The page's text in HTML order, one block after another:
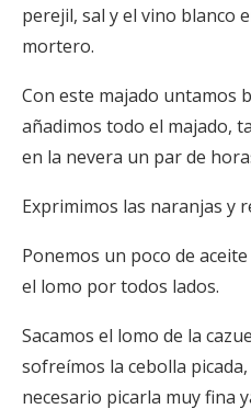
perejil, sal y el vino blanco
mortero.
Con este majado untamos
añadimos todo el majado,
en la nevera un par de
Exprimimos las naranjas y
Ponemos un poco de
el lomo por todos lados.
Sacamos el lomo de la
sofreímos la cebolla
necesario picarla muy fina